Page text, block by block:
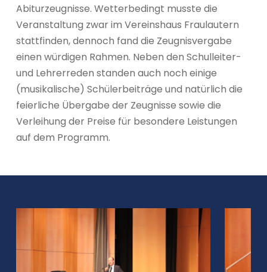
Abiturzeugnisse. Wetterbedingt musste die
Veranstaltung zwar im Vereinshaus Fraulautern
stattfinden, dennoch fand die Zeugnisvergabe
einen würdigen Rahmen. Neben den Schulleiter-
und Lehrerreden standen auch noch einige
(musikalische) Schülerbeiträge und natürlich die
feierliche Übergabe der Zeugnisse sowie die
Verleihung der Preise für besondere Leistungen
auf dem Programm.